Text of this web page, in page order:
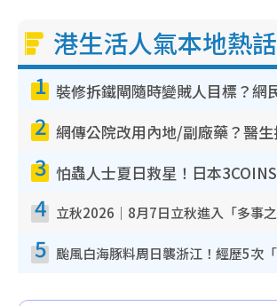
港生活人氣本地熱話
1
2
3
4
5